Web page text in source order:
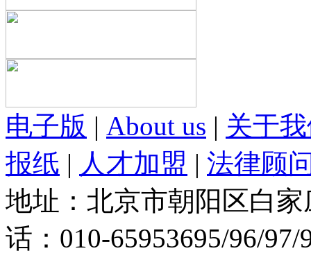
电子版 | About us | 关于
报纸 | 人才加盟 | 法律顾
地址：北京市朝阳区白
话：010-65953695/96/